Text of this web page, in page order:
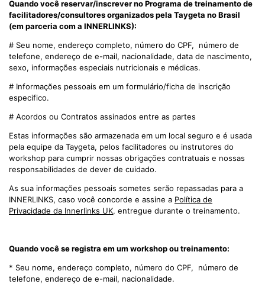
Quando você reservar/inscrever no Programa de treinamento de
facilitadores/consultores organizados pela Taygeta no Brasil
(em parceria com a INNERLINKS):
# Seu nome, endereço completo, número do CPF, número de
telefone, endereço de e-mail, nacionalidade, data de nascimento,
sexo, informações especiais nutricionais e médicas.
# Informações pessoais em um formulário/ficha de inscrição
especifico.
# Acordos ou Contratos assinados entre as partes
Estas informações são armazenada em um local seguro e é usada
pela equipe da Taygeta, pelos facilitadores ou instrutores do
workshop para cumprir nossas obrigações contratuais e nossas
responsabilidades de dever de cuidado.
As sua informações pessoais sometes serão repassadas para a
INNERLINKS, caso você concorde e assine a Política de
Privacidade da Innerlinks UK, entregue durante o treinamento.
Quando você se registra em um workshop ou treinamento:
* Seu nome, endereço completo, número do CPF, número de
telefone, endereço de e-mail, nacionalidade.